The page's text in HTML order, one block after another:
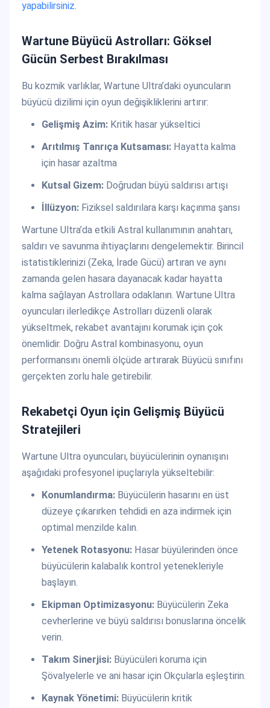
yapabilirsiniz.
Wartune Büyücü Astrolları: Göksel
Gücün Serbest Bırakılması
Bu kozmik varlıklar, Wartune Ultra’daki oyuncuların
büyücü dizilimi için oyun değişikliklerini artırır:
Gelişmiş Azim:Kritik hasar yükseltici
Arıtılmış Tanrıça Kutsaması:Hayatta kalma
için hasar azaltma
Kutsal Gizem:Doğrudan büyü saldırısı artışı
İllüzyon:Fiziksel saldırılara karşı kaçınma şansı
Wartune Ultra’da etkili Astral kullanımının anahtarı,
saldırı ve savunma ihtiyaçlarını dengelemektir. Birincil
istatistiklerinizi (Zeka, İrade Gücü) artıran ve aynı
zamanda gelen hasara dayanacak kadar hayatta
kalma sağlayan Astrollara odaklanın. Wartune Ultra
oyuncuları ilerledikçe Astrolları düzenli olarak
yükseltmek, rekabet avantajını korumak için çok
önemlidir. Doğru Astral kombinasyonu, oyun
performansını önemli ölçüde artırarak Büyücü sınıfını
gerçekten zorlu hale getirebilir.
Rekabetçi Oyun için Gelişmiş Büyücü
Stratejileri
Wartune Ultra oyuncuları, büyücülerinin oynanışını
aşağıdaki profesyonel ipuçlarıyla yükseltebilir:
Konumlandırma:Büyücülerin hasarını en üst
düzeye çıkarırken tehdidi en aza indirmek için
optimal menzilde kalın.
Yetenek Rotasyonu:Hasar büyülerinden önce
büyücülerin kalabalık kontrol yetenekleriyle
başlayın.
Ekipman Optimizasyonu:Büyücülerin Zeka
cevherlerine ve büyü saldırısı bonuslarına öncelik
verin.
Takım Sinerjisi:Büyücüleri koruma için
Şövalyelerle ve ani hasar için Okçularla eşleştirin.
Kaynak Yönetimi:Büyücülerin kritik